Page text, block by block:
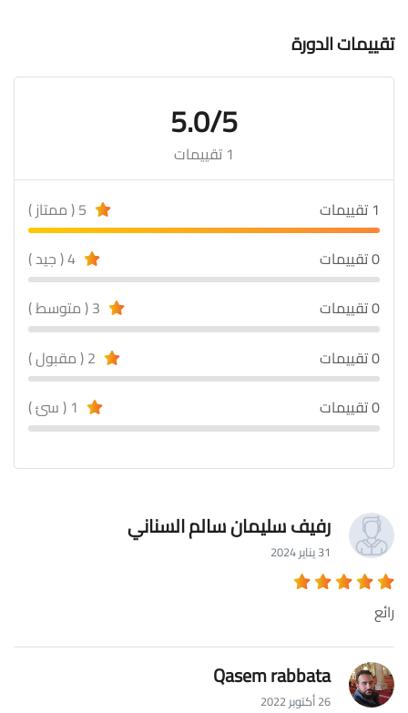
تقييمات الدورة
5.0/5
1 تقييمات
1 تقييمات
0 تقييمات
0 تقييمات
0 تقييمات
0 تقييمات
رفيف سليمان سالم السناني
31 يناير 2024
رائع
Qasem rabbata
26 أكتوبر 2022